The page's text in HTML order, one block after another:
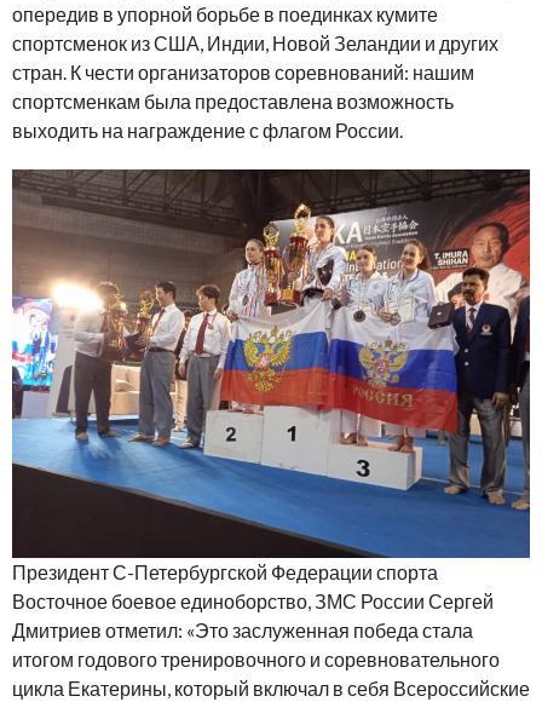
опередив в упорной борьбе в поединках кумите
спортсменок из США, Индии, Новой Зеландии и других
стран. К чести организаторов соревнований: нашим
спортсменкам была предоставлена возможность
выходить на награждение с флагом России.
Президент С-Петербургской Федерации спорта
Восточное боевое единоборство, ЗМС России Сергей
Дмитриев отметил: «Это заслуженная победа стала
итогом годового тренировочного и соревновательного
цикла Екатерины, который включал в себя Всероссийские